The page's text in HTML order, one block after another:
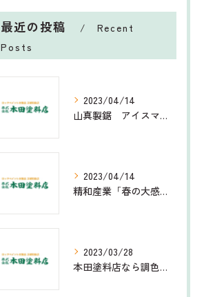
最近の投稿
Recent
Posts
2023/04/14
山真製鋸 アイスマン インナーベストPRO・ペットボトルクーラー 水冷式
2023/04/14
精和産業「春の大感謝祭セール」のご案内
2023/03/28
本田塗料店なら調色品のリピート注文も簡単です